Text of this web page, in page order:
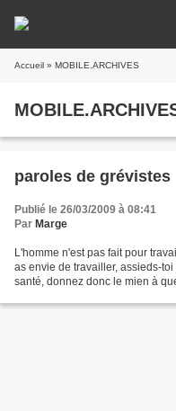
Accueil » MOBILE.ARCHIVES
paroles de grévistes
Publié le 26/03/2009 à 08:41
Par Marge
L'homme n'est pas fait pour
as envie de travailler, assieds-
santé, donnez donc le mien à